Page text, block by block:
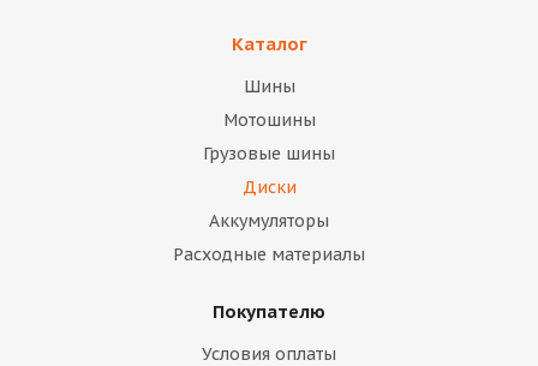
Каталог
Шины
Мотошины
Грузовые шины
Диски
Аккумуляторы
Расходные материалы
Покупателю
Условия оплаты